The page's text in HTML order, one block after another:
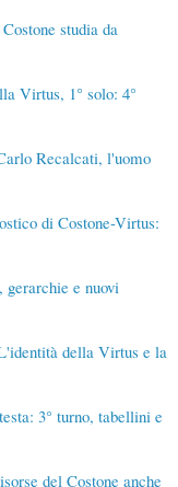
studia da
Virtus, 1° solo: 4°
Recalcati, l'uomo
di Costone-Virtus:
gerarchie e nuovi
della Virtus e la
3° turno, tabellini e
del Costone anche